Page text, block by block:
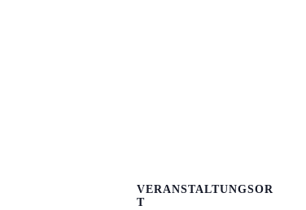
VERANSTALTUNGSOR
T